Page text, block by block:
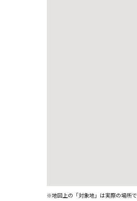
※地図上の「対象地」は実際の場所